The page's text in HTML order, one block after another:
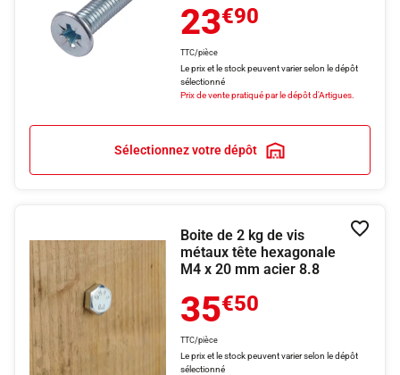
23€90
TTC/pièce
Le prix et le stock peuvent varier selon le dépôt
sélectionné
Prix de vente pratiqué par le dépôt d'Artigues.
Sélectionnez votre dépôt
Boite de 2 kg de vis
métaux tête hexagonale
M4 x 20 mm acier 8.8
35€50
TTC/pièce
Le prix et le stock peuvent varier selon le dépôt
sélectionné